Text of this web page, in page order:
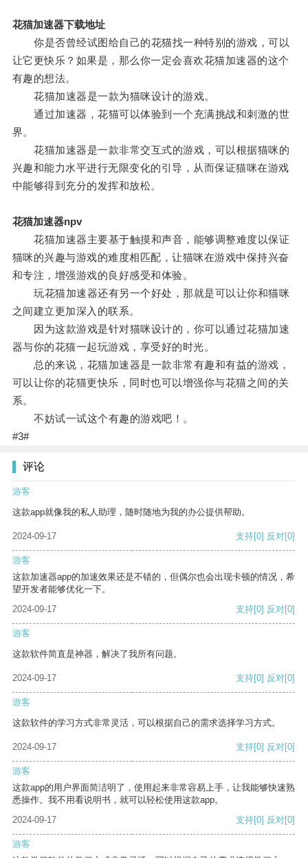
花猫加速器下载地址
你是否曾经试图给自己的花猫找一种特别的游戏，可以
让它更快乐？如果是，那么你一定会喜欢花猫加速器的这个
有趣的想法。
花猫加速器是一款为猫咪设计的游戏。
通过加速器，花猫可以体验到一个充满挑战和刺激的世
界。
花猫加速器是一款非常交互式的游戏，可以根据猫咪的
兴趣和能力水平进行无限变化的引导，从而保证猫咪在游戏
中能够得到充分的发挥和放松。
花猫加速器npv
花猫加速器主要基于触摸和声音，能够调整难度以保证
猫咪的兴趣与游戏的难度相匹配，让猫咪在游戏中保持兴奋
和专注，增强游戏的良好感受和体验。
玩花猫加速器还有另一个好处，那就是可以让你和猫咪
之间建立更加深入的联系。
因为这款游戏是针对猫咪设计的，你可以通过花猫加速
器与你的花猫一起玩游戏，享受好的时光。
总的来说，花猫加速器是一款非常有趣和有益的游戏，
可以让你的花猫更快乐，同时也可以增强你与花猫之间的关
系。
不妨试一试这个有趣的游戏吧！。
#3#
评论
游客
这款app就像我的私人助理，随时随地为我的办公提供帮助。
2024-09-17 支持[0] 反对[0]
游客
这款加速器app的加速效果还是不错的，但偶尔也会出现卡顿的情况，希
望开发者能够优化一下。
2024-09-17
支持[0] 反对[0]
游客
这款软件简直是神器，解决了我所有问题。
2024-09-17 支持[0] 反对[0]
游客
这款软件的学习方式非常灵活，可以根据自己的需求选择学习方式。
2024-09-17 支持[0] 反对[0]
游客
这款app的用户界面简洁明了，使用起来非常容易上手，让我能够快速熟
悉操作。我不用看说明书，就可以轻松使用这款app。
2024-09-17
支持[0] 反对[0]
游客